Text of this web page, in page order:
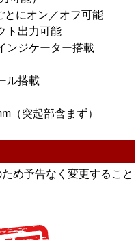
にオン／オフ可能
ト出力可能
ンジケーター搭載
ル搭載
（突起部含まず）
め予告なく変更すること